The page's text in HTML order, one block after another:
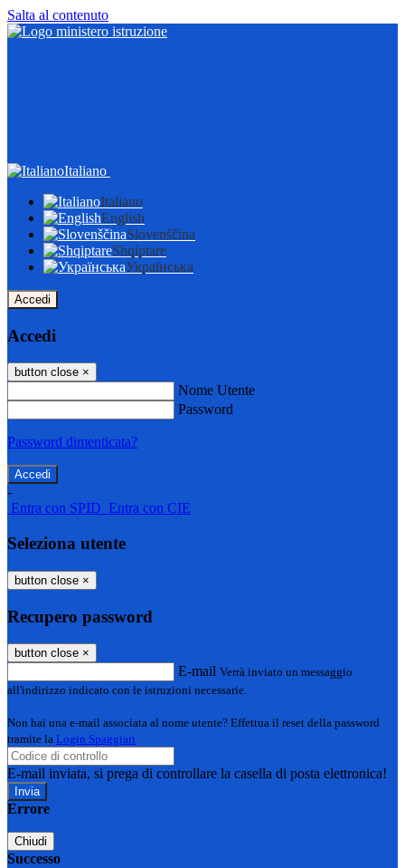
Salta al contenuto
Italiano
Italiano
English
Slovenščina
Shqiptare
Українська
Accedi
Accedi
button close ×
Nome Utente
Password
Password dimenticata?
-
Entra con SPID Entra con CIE
Seleziona utente
button close ×
Recupero password
button close ×
E-mail Verrà inviato un messaggio
all'indirizzo indicato con le istruzioni necessarie.
Non hai una e-mail associata al nome utente? Effettua il reset della password
tramite la Login Spaggiari
E-mail inviata, si prega di controllare la casella di posta elettronica!
Errore
Chiudi
Successo